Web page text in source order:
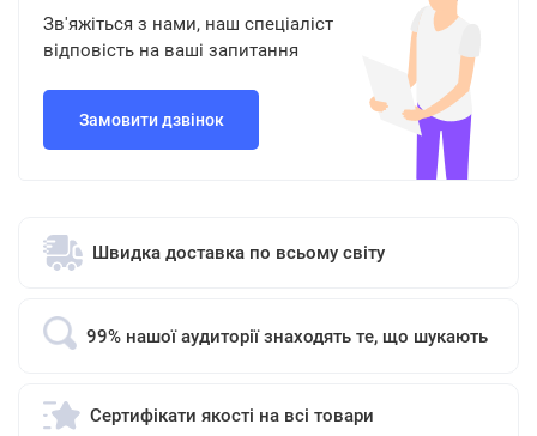
Зв'яжіться з нами, наш спеціаліст
відповість на ваші запитання
Замовити дзвінок
Швидка доставка по всьому світу
99% нашої аудиторії знаходять те, що шукають
Сертифікати якості на всі товари